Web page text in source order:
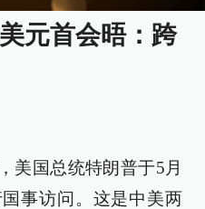
元首会晤：跨
美国总统特朗普于5月
事访问。这是中美两